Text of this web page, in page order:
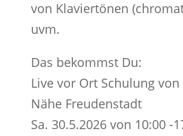
von Klaviertönen
uvm.
Das bekommst Du:
Live vor Ort Schulung
Nähe Freudenstadt
Sa. 30.5.2026 von 10:00 -